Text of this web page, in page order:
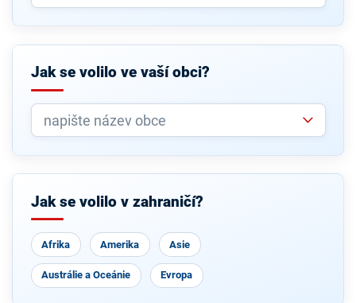
Jak se volilo ve vaší obci?
Jak se volilo v zahraničí?
Afrika Amerika Asie
Austrálie a Oceánie Evropa